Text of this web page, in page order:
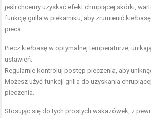
jeśli chcemy uzyskać efekt chrupiącej skórki,
funkcję grilla w piekarniku, aby zrumienić
pieca.
Piecz kiełbasę w optymalnej temperaturze,
ustawień.
Regularnie kontroluj postęp pieczenia, aby
Możesz użyć funkcji grilla do uzyskania
pieczenia.
Stosując się do tych prostych wskazówek, z